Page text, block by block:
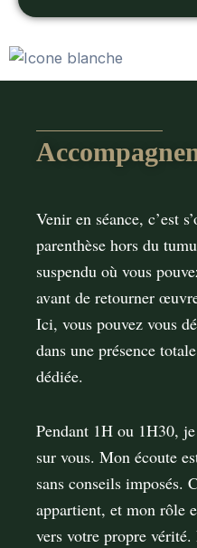
Venir en séance, c’est
parenthèse hors du
suspendu où vous
avant de retourner
Ici, vous pouvez vous
dans une présence
dédiée.
Pendant 1H ou 1H30,
sur vous. Mon écoute
sans conseils imposés.
appartient, et mon rôle
vers votre propre